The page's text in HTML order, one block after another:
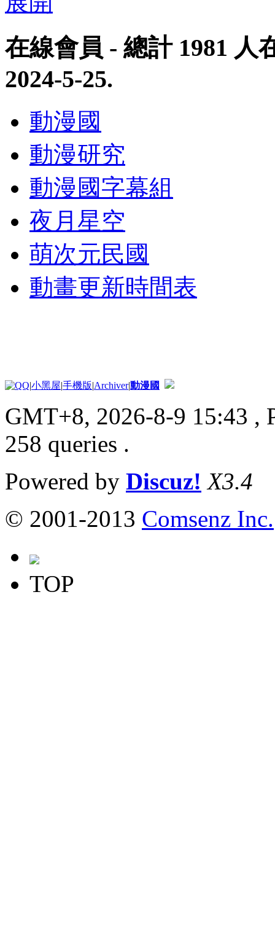
在線會員 - 總計 1981 人
2024-5-25.
動漫國
動漫研究
動漫國字幕組
夜月星空
萌次元民國
動畫更新時間表
|小黑屋|手機版|Archiver|動漫國
GMT+8, 2026-8-9 15:43 ,
258 queries .
Powered by Discuz! X3.4
© 2001-2013 Comsenz Inc.
TOP